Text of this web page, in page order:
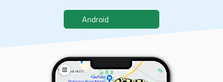
Android